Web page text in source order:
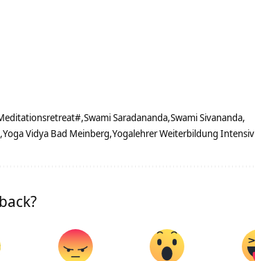
Swami Saradananda Swami Sivananda
Yoga Vidya Bad Meinberg Yogalehrer Weiterbildung Intensiv